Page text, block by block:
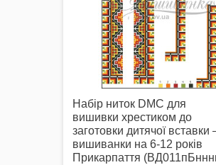
Набір ниток DMC для
вишивки хрестиком до
заготовки дитячої вставки
вишиванки на 6-12 років
Прикарпаття